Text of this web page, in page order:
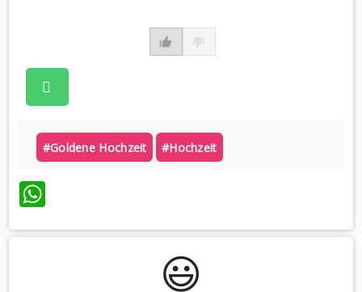
#goldene Hochzeit #hochzeit
WhatsApp
😃️